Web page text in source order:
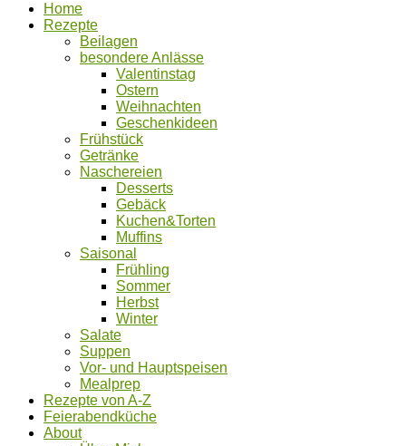
Home
Rezepte
Beilagen
besondere Anlässe
Valentinstag
Ostern
Weihnachten
Geschenkideen
Frühstück
Getränke
Naschereien
Desserts
Gebäck
Kuchen&Torten
Muffins
Saisonal
Frühling
Sommer
Herbst
Winter
Salate
Suppen
Vor- und Hauptspeisen
Mealprep
Rezepte von A-Z
Feierabendküche
About